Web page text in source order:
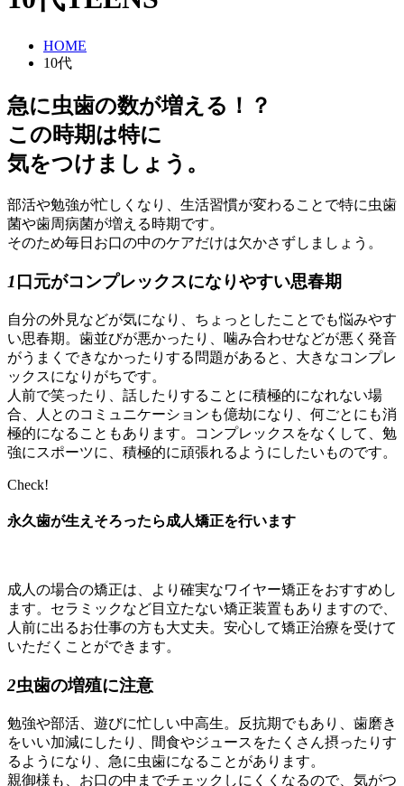
HOME
10代
急に虫歯の数が増える！？
この時期は特に
気をつけましょう。
部活や勉強が忙しくなり、生活習慣が変わることで特に虫歯
菌や歯周病菌が増える時期です。
そのため毎日お口の中のケアだけは欠かさずしましょう。
1口元がコンプレックスになりやすい思春期
自分の外見などが気になり、ちょっとしたことでも悩みやす
い思春期。歯並びが悪かったり、噛み合わせなどが悪く発音
がうまくできなかったりする問題があると、大きなコンプレ
ックスになりがちです。
人前で笑ったり、話したりすることに積極的になれない場
合、人とのコミュニケーションも億劫になり、何ごとにも消
極的になることもあります。コンプレックスをなくして、勉
強にスポーツに、積極的に頑張れるようにしたいものです。
Check!
永久歯が生えそろったら成人矯正を行います
成人の場合の矯正は、より確実なワイヤー矯正をおすすめし
ます。セラミックなど目立たない矯正装置もありますので、
人前に出るお仕事の方も大丈夫。安心して矯正治療を受けて
いただくことができます。
2虫歯の増殖に注意
勉強や部活、遊びに忙しい中高生。反抗期でもあり、歯磨き
をいい加減にしたり、間食やジュースをたくさん摂ったりす
るようになり、急に虫歯になることがあります。
親御様も、お口の中までチェックしにくくなるので、気がつ